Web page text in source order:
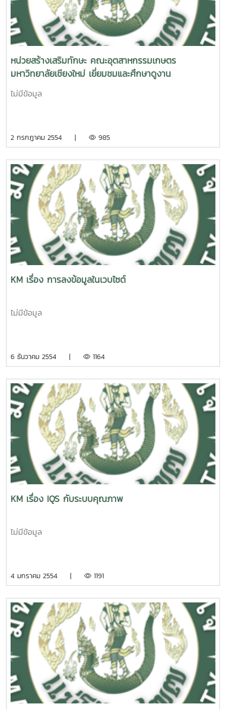
หน่วยสร้างเสริมทักษะ คณะอุตสาหกรรมเกษตร
มหาวิทยาลัยเชียงใหม่ เยี่ยมชมและศึกษาดูงาน
ไม่มีข้อมูล
2 กรกฎาคม 2554 | 985
KM เรื่อง การลงข้อมูลในเวบไซต์
ไม่มีข้อมูล
6 ธันวาคม 2554 | 1164
KM เรื่อง IQS กับระบบคุณภาพ
ไม่มีข้อมูล
4 มกราคม 2554 | 1191